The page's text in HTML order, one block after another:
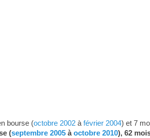
bourse (octobre 2002à février 2004) et 7
(septembre 2005àoctobre 2010), 62